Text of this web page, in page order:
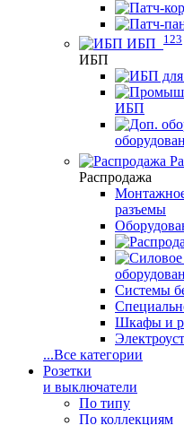
ИБП
123
ИБП
ИБП
Распродажа
разъемы
Системы
Шкафы и
...Все категории
Розетки
и выключатели
По типу
По коллекциям